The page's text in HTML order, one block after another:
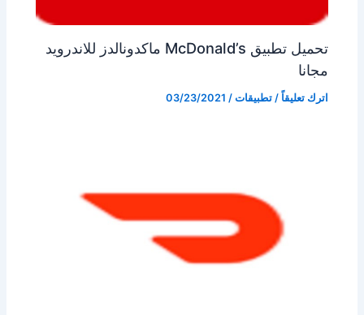
تحميل تطبيق McDonald’s ماكدونالدز للاندرويد
مجانا
اترك تعليقاً /تطبيقات /
03/23/2021